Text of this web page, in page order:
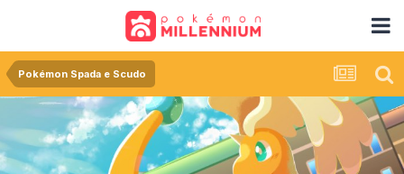
Pokémon Spada e Scudo